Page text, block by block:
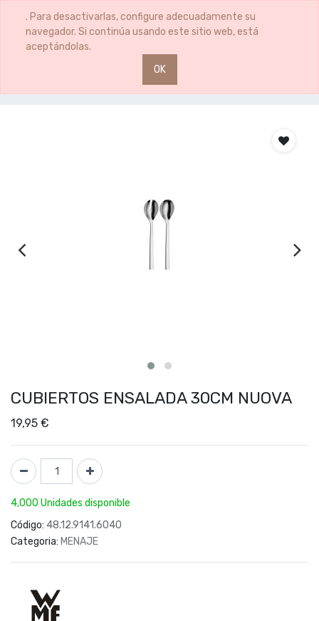
. Para desactivarlas, configure adecuadamente su
navegador. Si continúa usando este sitio web, está
aceptándolas.
OK
0 0
CUBIERTOS ENSALADA 30CM NUOVA
CUBIERTOS ENSALADA 30CM NUOVA
19,95 €
4,000 Unidades disponible
Código: 48.12.9141.6040
Categoria: MENAJE